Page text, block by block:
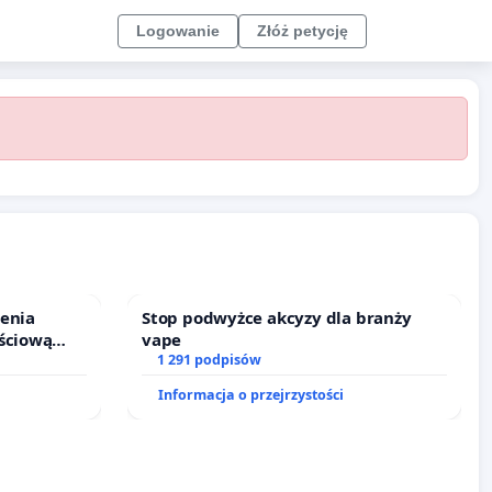
Logowanie Złóż petycję
leczenia
Stop podwyżce akcyzy dla branży
vape
1 291 podpisów
Informacja o przejrzystości